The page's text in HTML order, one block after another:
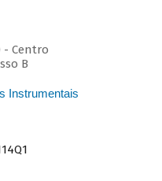
- Centro
B
Instrumentais